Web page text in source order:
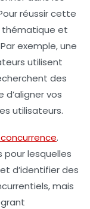
réussir cette
et
exemple, une
utilisent
des
vos
utilisateurs.
.
pour lesquelles
d’identifier des
mais